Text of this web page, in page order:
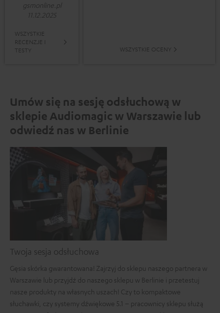
gsmonline.pl
11.12.2025
WSZYSTKIE
RECENZJE I
TESTY
WSZYSTKIE OCENY
Umów się na sesję odsłuchową w
sklepie Audiomagic w Warszawie lub
odwiedź nas w Berlinie
Twoja sesja odsłuchowa
Gęsia skórka gwarantowana! Zajrzyj do sklepu naszego partnera w
Warszawie lub przyjdź do naszego sklepu w Berlinie i przetestuj
nasze produkty na własnych uszach! Czy to kompaktowe
słuchawki, czy systemy dźwiękowe 5.1 – pracownicy sklepu służą